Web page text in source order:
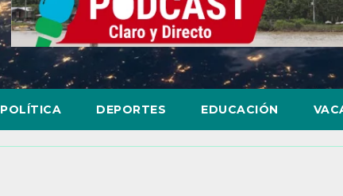
POLÍTICA DEPORTES EDUCACIÓN